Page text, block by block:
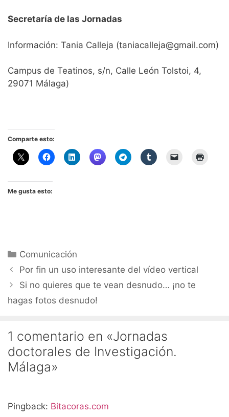
Secretaría de las Jornadas
Información: Tania Calleja (taniacalleja@gmail.com)
Campus de Teatinos, s/n, Calle León Tolstoi, 4,
29071 Málaga)
Comparte esto:
Me gusta esto:
Categorías
Comunicación
Por fin un uso interesante del vídeo vertical
Si no quieres que te vean desnudo… ¡no te
hagas fotos desnudo!
1 comentario en «Jornadas
doctorales de Investigación.
Málaga»
Pingback: Bitacoras.com